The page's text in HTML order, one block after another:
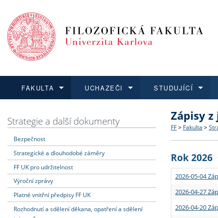
FAKULTA
Dozvědět se více
Struktura
Strategie
Podpora
UCHAZEČI
Podat přihlášku
Co
Učitelské
STUDUJÍCÍ
Dozvědět se více
Rigorózní
Dozvědět se více
O vědě a
Granty a
Dozvědět se více
Aktuální
Strategie a další dokumenty
Bezpečnost
Strategické a dlouhodobé záměry
FF UK pro udržitelnost
Výroční zprávy
Platné vnitřní předpisy FF UK
Rozhodnutí a sdělení děkana, opatření a sdělení
Zápisy
FF > Fakulta >
Rok 2026
2026-05-04
2026-04-27
2026-04-20